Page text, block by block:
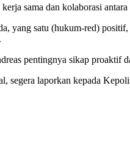
sama dan kolaborasi
yang satu (hukum-red)
pentingnya sikap proaktif
segera laporkan kepada